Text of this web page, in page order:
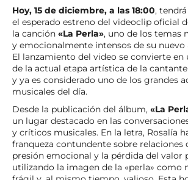
Hoy, 15 de diciembre, a las 18:00,
el esperado estreno del videoclip oficial
la canción «La Perla», uno de los temas
y emocionalmente intensos de su nuevo
El lanzamiento del video se convierte en
de la actual etapa artística de la cantante
y ya es considerado uno de los grandes
musicales del día.
Desde la publicación del álbum, «La
un lugar destacado en las
y críticos musicales. En la letra, Rosalía
franqueza contundente sobre relaciones
presión emocional y la pérdida del valor
utilizando la imagen de la «perla» como